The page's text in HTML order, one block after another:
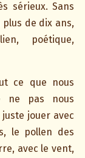
sérieux. Sans
de dix ans,
poétique,
ce que nous
ne pas nous
jouer avec
le pollen des
avec le vent,